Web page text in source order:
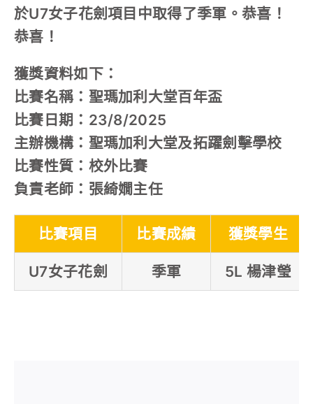
於U7女子花劍項目中取得了季軍。恭喜！
恭喜！
獲獎資料如下：
比賽名稱：聖瑪加利大堂百年盃
比賽日期：23/8/2025
主辦機構：聖瑪加利大堂及拓躍劍擊學校
比賽性質：校外比賽
負責老師：張綺嫺主任
比賽項目 比賽成績 獲獎學生
U7女子花劍 季軍 5L 楊津瑩